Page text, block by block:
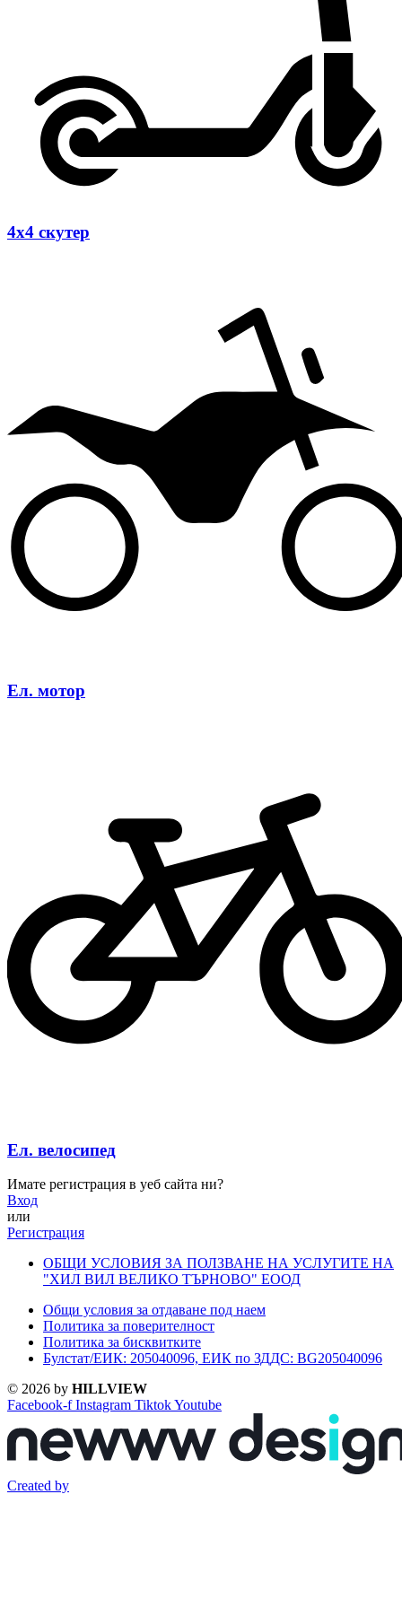
4х4 скутер
Ел. мотор
Ел. велосипед
Имате регистрация в уеб сайта ни?
Вход
или
Регистрация
ОБЩИ УСЛОВИЯ ЗА ПОЛЗВАНЕ НА УСЛУГИТЕ НА
"ХИЛ ВИЛ ВЕЛИКО ТЪРНОВО" ЕООД
Общи условия за отдаване под наем
Политика за поверителност
Политика за бисквитките
Булстат/ЕИК: 205040096, ЕИК по ЗДДС: BG205040096
© 2026 by HILLVIEW
Facebook-f Instagram TiktokYoutube
Created by